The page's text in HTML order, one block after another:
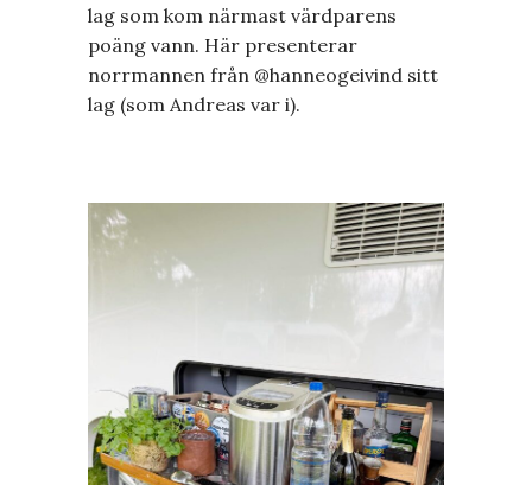
lag som kom närmast värdparens
poäng vann. Här presenterar
norrmannen från @hanneogeivind sitt
lag (som Andreas var i).